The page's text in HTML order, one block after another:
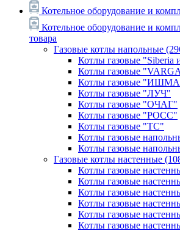
Котельное оборудование и
Котельное оборудование и
товара
Газовые котлы напольные
Котлы газовые "Siberia
Котлы газовые
Котлы газовые
Котлы газовые "ЛУЧ"
Котлы газовые "ОЧАГ"
Котлы газовые "РОСС"
Котлы газовые "ТС"
Котлы газовые
Котлы газовые
Газовые котлы настенные
Котлы газовые
Котлы газовые
Котлы газовые
Котлы газовые
Котлы газовые
Котлы газовые